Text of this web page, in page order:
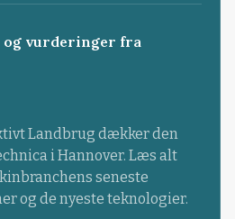
og vurderinger fra
Landbrug dækker den
i Hannover. Læs alt
seneste
og de nyeste teknologier.